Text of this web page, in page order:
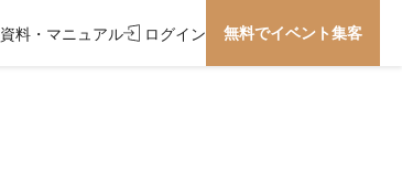
資料・マニュアル ログイン 無料でイベント集客